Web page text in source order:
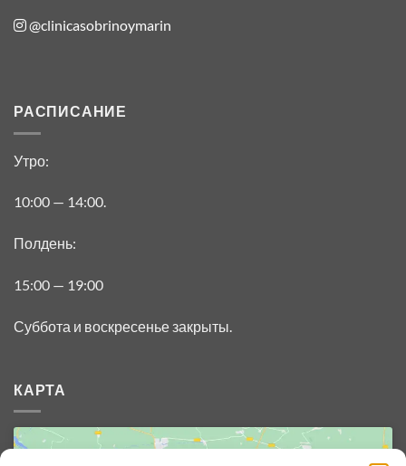
@clinicasobrinoymarin
РАСПИСАНИЕ
Утро:
10:00 — 14:00.
Полдень:
15:00 — 19:00
Суббота и воскресенье закрыты.
КАРТА